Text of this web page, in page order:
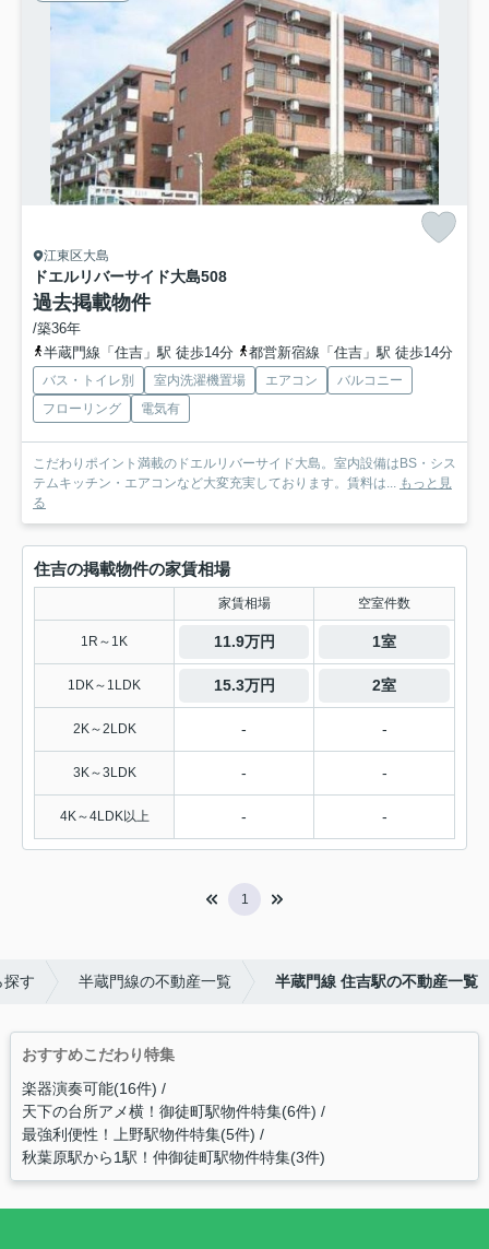
江東区大島
ドエルリバーサイド大島508
過去掲載物件
/築36年
半蔵門線「住吉」駅 徒歩14分
都営新宿線「住吉」駅 徒歩14分
バス・トイレ別 室内洗濯機置場 エアコン
バルコニー
フローリング
電気有
こだわりポイント満載のドエルリバーサイド大島。室内設備はBS・シス
テムキッチン・エアコンなど大変充実しております。賃料は... もっと見
る
住吉の掲載物件の家賃相場
家賃相場 空室件数
1R～1K 11.9万円 1室
1DK～1LDK 15.3万円 2室
2K～2LDK - -
3K～3LDK - -
4K～4LDK以上 - -
1
探す 半蔵門線の不動産一覧 半蔵門線 住吉駅の不動産一覧
おすすめこだわり特集
楽器演奏可能(16件)
天下の台所アメ横！御徒町駅物件特集(6件)
最強利便性！上野駅物件特集(5件)
秋葉原駅から1駅！仲御徒町駅物件特集(3件)